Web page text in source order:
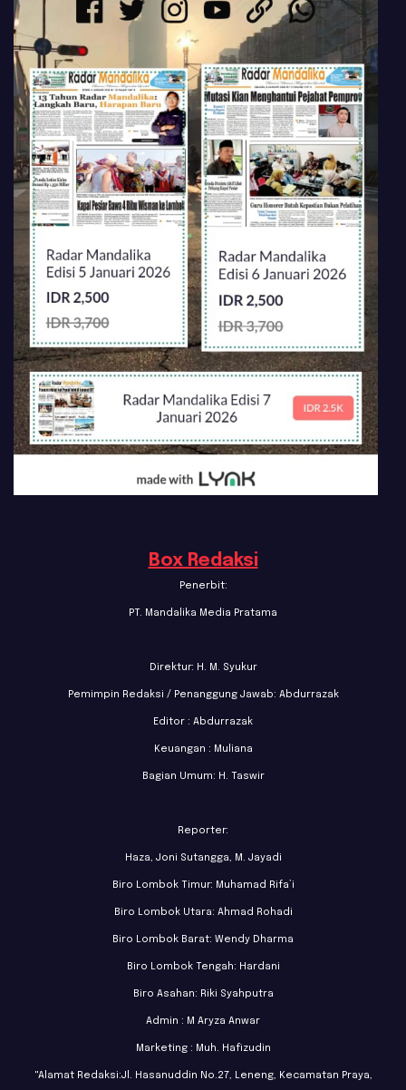
Box Redaksi
Penerbit:
PT. Mandalika Media Pratama
Direktur: H. M. Syukur
Pemimpin Redaksi / Penanggung Jawab: Abdurrazak
Editor : Abdurrazak
Keuangan : Muliana
Bagian Umum: H. Taswir
Reporter:
Haza, Joni Sutangga, M. Jayadi
Biro Lombok Timur: Muhamad Rifa’i
Biro Lombok Utara: Ahmad Rohadi
Biro Lombok Barat: Wendy Dharma
Biro Lombok Tengah: Hardani
Biro Asahan: Riki Syahputra
Admin : M Aryza Anwar
Marketing : Muh. Hafizudin
"Alamat Redaksi:Jl. Hasanuddin No.27, Leneng, Kecamatan Praya,